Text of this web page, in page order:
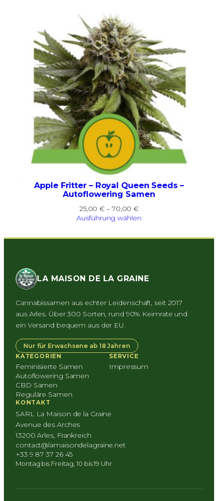
Apple Fritter – Royal Queen Seeds –
Autoflowering Samen
25,00€ – 70,00€Preisspanne:
25,00 €
70,00 €
Ausführung wählen
LA MAISON DE LA GRAINE
Cannabissamen aus echter Leidenschaft, seit 2017
aus Arles. Über 300 Sorten, rund 90% Keimrate und
ein Versand bequem aus der EU.
Nur für Erwachsene ab 18 Jahren
KATEGORIEN
Feminisierte Samen
Autoflowering Samen
CBD Samen
Reguläre Samen
SERVICE
Impressum
KONTAKT
SARL La Maison de la Graine
Avenue des Arches
13200 Arles, Frankreich
contact@lamaisondelagraine.net
+33 9 87 37 26 45
Montag bis Freitag, 10 bis 19 Uhr